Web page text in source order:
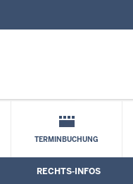
TERMINBUCHUNG
RECHTS-INFOS